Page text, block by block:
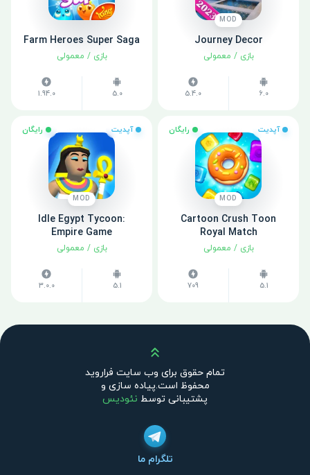
MOD
Journey Decor
بازی / معمولی
6.0
5.4.0
Farm Heroes Super Saga
بازی / معمولی
5.0
1.94.0
آپدیت رایگان
MOD
Cartoon Crush Toon
Royal Match
بازی / معمولی
5.1
709
آپدیت رایگان
MOD
Idle Egypt Tycoon:
Empire Game
بازی / معمولی
5.1
3.0.0
بالا
تمام حقوق برای وب سایت فراروید
محفوظ است.پیاده سازی و
پشتیبانی توسط نئودیس
تلگرام ما